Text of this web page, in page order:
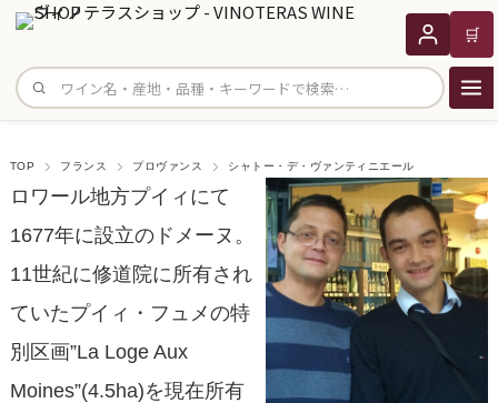
サイト内検索
🛒
TOP フランス プロヴァンス シャトー・デ・ヴァンティニエール
ロワール地方プイィにて
1677年に設立のドメーヌ。
11世紀に修道院に所有され
ていたプイィ・フュメの特
別区画”La Loge Aux
Moines”(4.5ha)を現在所有